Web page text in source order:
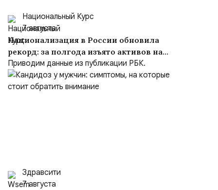
Национальный Курс
7 августа
Национализация в России обновила
рекорд: за полгода изъято активов на
$10,16 млрд
Приводим данные из публикации РБК.
Здравсити
7 августа